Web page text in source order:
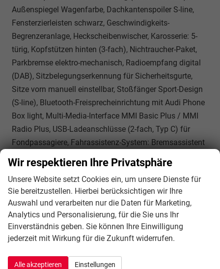
Außenspiegel Wagenfarbe, Dachkantenspoiler S-line,
Fensterzierleisten schwarz, Geschwindigkeits-
Begrenzeranlage, Heckscheibenwischer, Karosserie: 5-
türig, Kopfstützen hinten (3-fach), Nichtraucher-Paket,
Parkbremse elektro-mechanisch, Radioempfang digital
(DAB), Sitzbelegungserkennung für Sicherheitsgurte,
Sitze vorn manuell einstellbar, Stoßfänger Sport-Design
(S-line), Bluetooth-Freisprecheinrichtung mit Audi Phone
Box light, Multi-Media-Interface MMI Basic Plus / MMI
Radio Plus, USB-Ladeanschlüsse (2-fach, Typ C) für
Fondpassagiere, Fahrassistenz-System: Bremsassistent
(elektronisch), Getriebe 7-Gang -
Doppelkupplungsgetriebe S-tronic, Airbag Beifahrerseite
abschaltbar, Airbag Fahrer-/Beifahrerseite, Isofix-
Aufnahmen für Kindersitz, Kopf-Airbag-System
(Sideguard), Seitenairbag vorn, Seitenairbag vorn mitte
(Interaktionsairbag), Fahrassistenz-System:
Assistance-System), Fahrassistenz-System: Notfall-
Wir respektieren Ihre Privatsphäre
Unsere Website setzt Cookies ein, um unsere Dienste für
Sie bereitzustellen. Hierbei berücksichtigen wir Ihre
Auswahl und verarbeiten nur die Daten für Marketing,
Analytics und Personalisierung, für die Sie uns Ihr
Einverständnis geben. Sie können Ihre Einwilligung
jederzeit mit Wirkung für die Zukunft widerrufen.
Alle akzeptieren Einstellungen